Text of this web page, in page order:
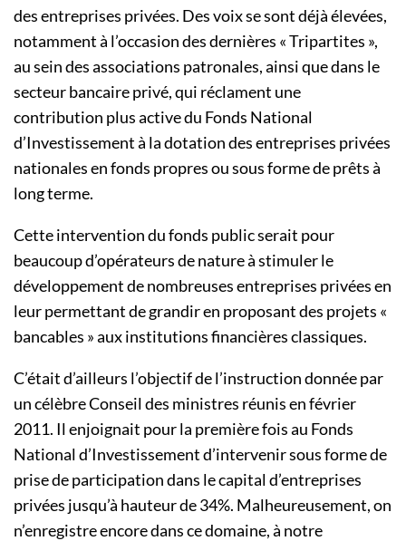
des entreprises privées. Des voix se sont déjà élevées,
notamment à l’occasion des dernières « Tripartites »,
au sein des associations patronales, ainsi que dans le
secteur bancaire privé, qui réclament une
contribution plus active du Fonds National
d’Investissement à la dotation des entreprises privées
nationales en fonds propres ou sous forme de prêts à
long terme.
Cette intervention du fonds public serait pour
beaucoup d’opérateurs de nature à stimuler le
développement de nombreuses entreprises privées en
leur permettant de grandir en proposant des projets «
bancables » aux institutions financières classiques.
C’était d’ailleurs l’objectif de l’instruction donnée par
un célèbre Conseil des ministres réunis en février
2011. Il enjoignait pour la première fois au Fonds
National d’Investissement d’intervenir sous forme de
prise de participation dans le capital d’entreprises
privées jusqu’à hauteur de34%. Malheureusement, on
n’enregistre encore dans ce domaine, à notre